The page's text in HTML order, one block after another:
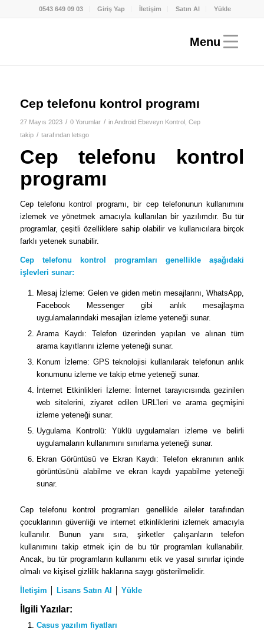
0543 649 09 03 Giriş Yap İletişim Satın Al Yükle
Cep telefonu kontrol programı
27 Mayıs 2023 / 0 Yorumlar / inAndroid Ebeveyn Kontrol, Cep
takip / tarafından letsgo
Cep telefonu kontrol
programı
Cep telefonu kontrol programı, bir cep telefonunun kullanımını
izlemek ve yönetmek amacıyla kullanılan bir yazılımdır. Bu tür
programlar, çeşitli özelliklere sahip olabilir ve kullanıcılara birçok
farklı yetenek sunabilir.
Cep telefonu kontrol programları genellikle aşağıdaki
işlevleri sunar:
Mesaj İzleme: Gelen ve giden metin mesajlarını, WhatsApp,
Facebook Messenger gibi anlık mesajlaşma
uygulamalarındaki mesajları izleme yeteneği sunar.
Arama Kaydı: Telefon üzerinden yapılan ve alınan tüm
arama kayıtlarını izleme yeteneği sunar.
Konum İzleme: GPS teknolojisi kullanılarak telefonun anlık
konumunu izleme ve takip etme yeteneği sunar.
İnternet Etkinlikleri İzleme: İnternet tarayıcısında gezinilen
web sitelerini, ziyaret edilen URL’leri ve arama geçmişini
izleme yeteneği sunar.
Uygulama Kontrolü: Yüklü uygulamaları izleme ve belirli
uygulamaların kullanımını sınırlama yeteneği sunar.
Ekran Görüntüsü ve Ekran Kaydı: Telefon ekranının anlık
görüntüsünü alabilme ve ekran kaydı yapabilme yeteneği
sunar.
Cep telefonu kontrol programları genellikle aileler tarafından
çocuklarının güvenliği ve internet etkinliklerini izlemek amacıyla
kullanılır. Bunun yanı sıra, şirketler çalışanların telefon
kullanımını takip etmek için de bu tür programları kullanabilir.
Ancak, bu tür programların kullanımı etik ve yasal sınırlar içinde
olmalı ve kişisel gizlilik haklarına saygı gösterilmelidir.
İletişim Lisans Satın Al Yükle
İlgili Yazılar:
Casus yazılım fiyatları